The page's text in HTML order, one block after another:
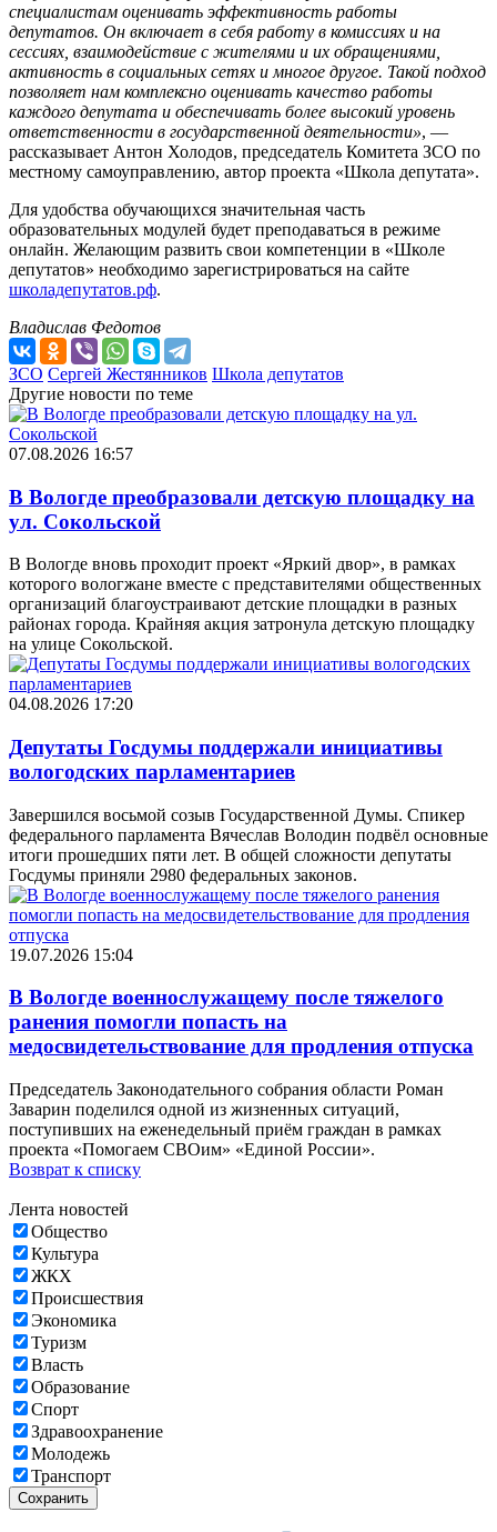
специалистам оценивать эффективность работы
депутатов. Он включает в себя работу в комиссиях и на
сессиях, взаимодействие с жителями и их обращениями,
активность в социальных сетях и многое другое. Такой подход
позволяет нам комплексно оценивать качество работы
каждого депутата и обеспечивать более высокий уровень
ответственности в государственной деятельности», —
рассказывает Антон Холодов, председатель Комитета ЗСО по
местному самоуправлению, автор проекта «Школа депутата».
Для удобства обучающихся значительная часть
образовательных модулей будет преподаваться в режиме
онлайн. Желающим развить свои компетенции в «Школе
депутатов» необходимо зарегистрироваться на сайте
школадепутатов.рф.
Владислав Федотов
ЗСО Сергей Жестянников Школа депутатов
Другие новости по теме
07.08.2026 16:57
В Вологде преобразовали детскую площадку на
ул. Сокольской
В Вологде вновь проходит проект «Яркий двор», в рамках
которого вологжане вместе с представителями общественных
организаций благоустраивают детские площадки в разных
районах города. Крайняя акция затронула детскую площадку
на улице Сокольской.
04.08.2026 17:20
Депутаты Госдумы поддержали инициативы
вологодских парламентариев
Завершился восьмой созыв Государственной Думы. Спикер
федерального парламента Вячеслав Володин подвёл основные
итоги прошедших пяти лет. В общей сложности депутаты
Госдумы приняли 2980 федеральных законов.
19.07.2026 15:04
В Вологде военнослужащему после тяжелого
ранения помогли попасть на
медосвидетельствование для продления отпуска
Председатель Законодательного собрания области Роман
Заварин поделился одной из жизненных ситуаций,
поступивших на еженедельный приём граждан в рамках
проекта «Помогаем СВОим» «Единой России».
Возврат к списку
Лента новостей
Общество
Культура
ЖКХ
Происшествия
Экономика
Туризм
Власть
Образование
Спорт
Здравоохранение
Молодежь
Транспорт
Сохранить